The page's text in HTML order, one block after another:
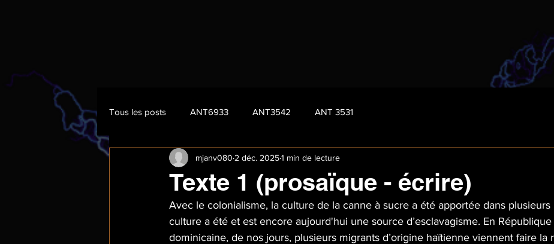
Tous les posts ANT6933 ANT3542 ANT 3531
Texte 1 (prosaïque - écrire)
mjanv080 2 déc. 20251 min de lecture
Avec le colonialisme, la culture de la canne à sucre a été apportée dans plusieurs
culture a été et est encore aujourd'hui une source d’esclavagisme. En République
dominicaine, de nos jours, plusieurs migrants d’origine haïtienne viennent faire la